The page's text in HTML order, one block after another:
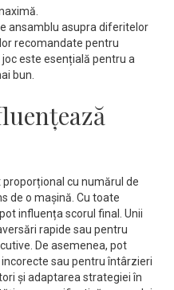
ansamblu asupra diferitelor
recomandate pentru
este esențială pentru a
bun.
cu numărul de
de o mașină. Cu toate
influența scorul final. Unii
rapide sau pentru
De asemenea, pot
sau pentru întârzieri
și adaptarea strategiei în